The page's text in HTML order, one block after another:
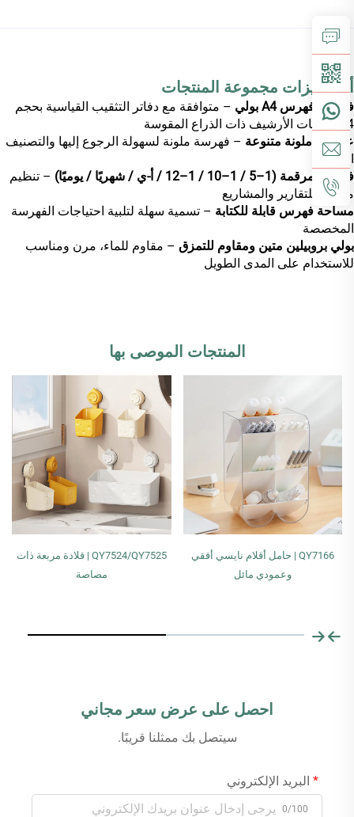
أبرز ميزات مجموعة المنتجات
فواصل فهرس A4 بولي
– متوافقة مع دفاتر التثقيب القياسية بحجم
A4 وملفات الأرشيف ذات الذراع المقوسة
علامات ملونة متنوعة – فهرسة ملونة لسهولة الرجوع إليها والتصنيف
الواضح
فواصل مرقمة (1–5 / 1–10 / 1–12 / أ-ي / شهريًا / يوميًا)
– تنظيم
منهجي للتقارير والمشاريع
مساحة فهرس قابلة للكتابة – تسمية سهلة لتلبية احتياجات الفهرسة
المخصصة
بولي بروبيلين متين ومقاوم للتمزق – مقاوم للماء، مرن ومناسب
للاستخدام على المدى الطويل
المنتجات الموصى بها
QY7166 | حامل أقلام نايسي أفقي
وعمودي مائل
QY7524/QY7525 | قلادة مربعة ذات
مصاصة
احصل على عرض سعر مجاني
سيتصل بك ممثلنا قريبًا.
البريد الإلكتروني
0/100